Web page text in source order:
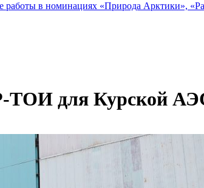
работы в номинациях «Природа Арктики»,
ТОИ для Курской